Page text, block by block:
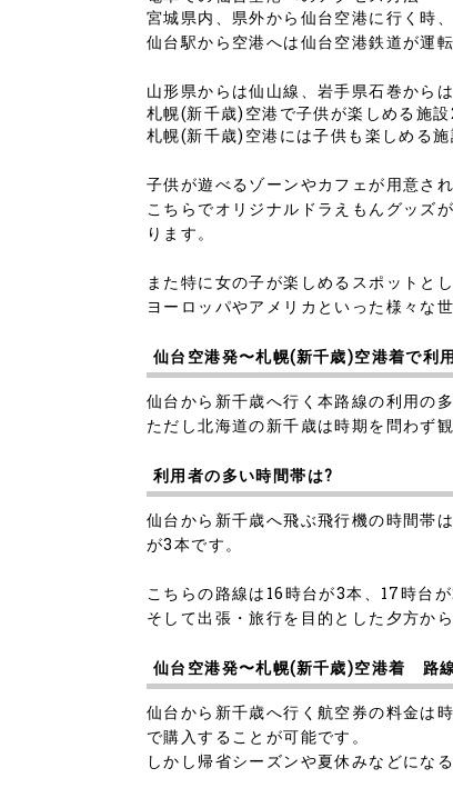
宮城県内、県外から仙台空港に行く時
仙台駅から空港へは仙台空港鉄道が運
山形県からは仙山線、岩手県石巻から
札幌(新千歳)空港で子供が楽しめる施設
札幌(新千歳)空港には子供も楽しめる
子供が遊べるゾーンやカフェが用意さ
こちらでオリジナルドラえもんグッズ
ります。
また特に女の子が楽しめるスポットと
ヨーロッパやアメリカといった様々な
仙台空港発〜札幌(新千歳)空港着で利
仙台から新千歳へ行く本路線の利用の
ただし北海道の新千歳は時期を問わず
利用者の多い時間帯は?
仙台から新千歳へ飛ぶ飛行機の時間帯
が3本です。
こちらの路線は16時台が3本、17時台
そして出張・旅行を目的とした夕方か
仙台空港発〜札幌(新千歳)空港着 路
仙台から新千歳へ行く航空券の料金は
で購入することが可能です。
しかし帰省シーズンや夏休みなどにな